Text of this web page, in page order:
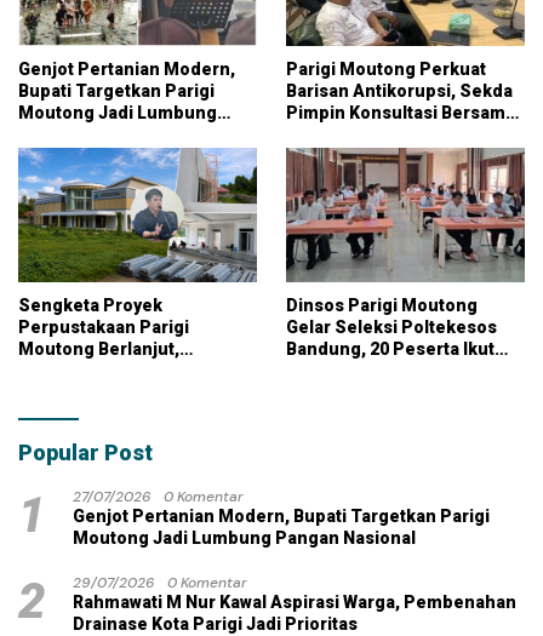
Genjot Pertanian Modern,
Bupati Targetkan Parigi
Moutong Jadi Lumbung
Parigi Moutong Perkuat
Barisan Antikorupsi, Sekda
Pimpin Konsultasi Bersama
Sengketa Proyek
Perpustakaan Parigi
Moutong Berlanjut,
dengan Dana Pribadi
Dinsos Parigi Moutong
Gelar Seleksi Poltekesos
Bandung, 20 Peserta Ikut
Popular Post
1 27/07/2026
0 Komentar
Genjot Pertanian Modern, Bupati Targetkan Parigi
Moutong Jadi Lumbung Pangan Nasional
2 29/07/2026
0 Komentar
Rahmawati M Nur Kawal Aspirasi Warga, Pembenahan
Drainase Kota Parigi Jadi Prioritas